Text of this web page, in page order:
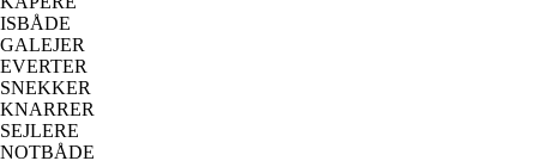
ISBÅDE
GALEJER
EVERTER
SNEKKER
KNARRER
SEJLERE
NOTBÅDE